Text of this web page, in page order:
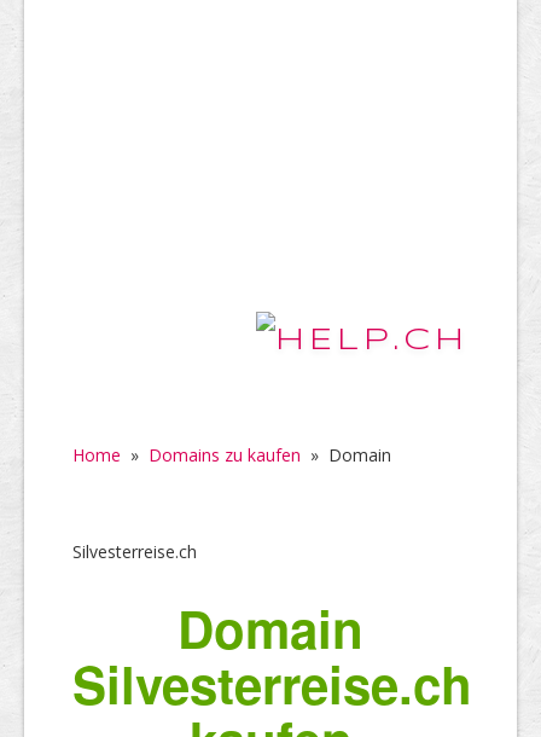
Home » Domains zu kaufen » Domain
Silvesterreise.ch
Domain
Silvesterreise.ch